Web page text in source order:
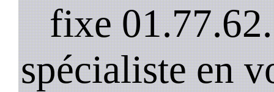
fixe
spécialiste en